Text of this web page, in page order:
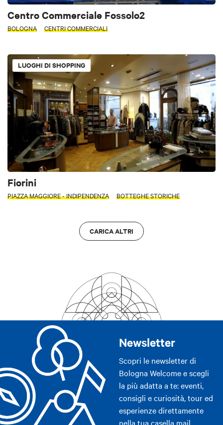
Centro Commerciale Fossolo2
BOLOGNA CENTRI COMMERCIALI
LUOGHI DI SHOPPING
Fiorini
PIAZZA MAGGIORE - INDIPENDENZA BOTTEGHE STORICHE
CARICA ALTRI
Newsletter
Scopri le newsletter di
Bologna Welcome e scegli
la più adatta a te: eventi,
consigli e curiosità, tour ed
esperienze direttamente
nella tua casella mail